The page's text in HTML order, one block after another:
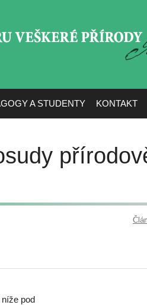
A STUDENTY KONTAKT
pod